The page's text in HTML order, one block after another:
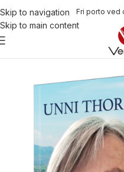
Skip to navigation
Skip to main content
Fri porto ved